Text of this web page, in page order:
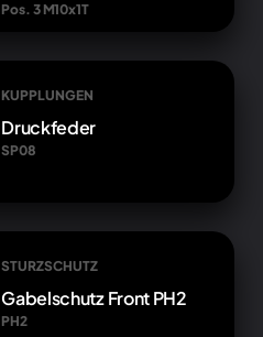
Pos. 3 M10x1T
KUPPLUNGEN
Druckfeder
SP08
STURZSCHUTZ
Gabelschutz Front PH2
PH2